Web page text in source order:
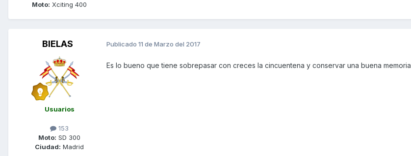
Moto: Xciting 400
BIELAS
Usuarios
153
Moto: SD 300
Ciudad: Madrid
Publicado 11 de Marzo del 2017
Es lo bueno que tiene sobrepasar con creces la cincuentena y conservar una buena memoria